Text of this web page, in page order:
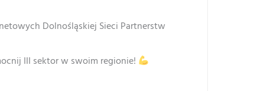
Dolnośląskiej Sieci Partnerstw
III sektor w swoim regionie!